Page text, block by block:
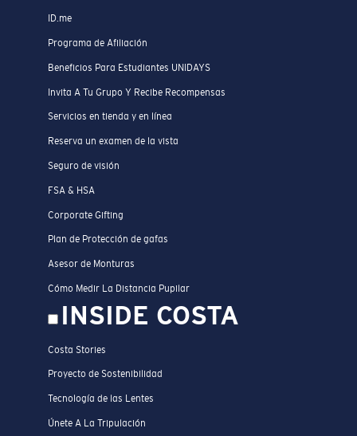
ID.me
Programa de Afiliación
Beneficios Para Estudiantes UNIDAYS
Invita A Tu Grupo Y Recibe Recompensas
Servicios en tienda y en línea
Reserva un examen de la vista
Seguro de visión
FSA & HSA
Corporate Gifting
Plan de Protección de gafas
Asesor de Monturas
Cómo Medir La Distancia Pupilar
INSIDE COSTA
Costa Stories
Proyecto de Sostenibilidad
Tecnología de las Lentes
Únete A La Tripulación